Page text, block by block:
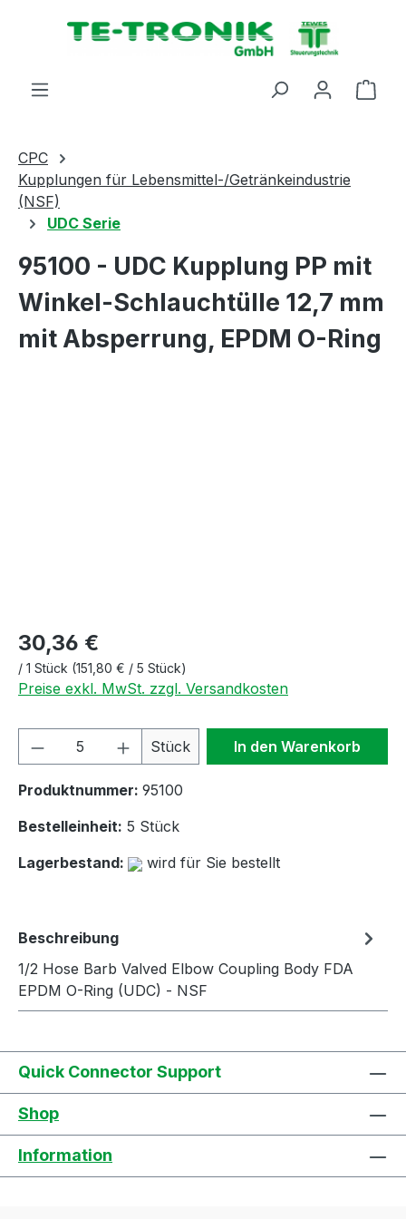
springen
CPC
Kupplungen für Lebensmittel-/Getränkeindustrie
(NSF)
UDC Serie
95100 - UDC Kupplung PP mit
Winkel-Schlauchtülle 12,7 mm
mit Absperrung, EPDM O-Ring
30,36 €
/ 1 Stück (151,80 € / 5 Stück)
Preise exkl. MwSt. zzgl. Versandkosten
Produkt Anzahl: Gib den
Stück In den Warenkorb
Produktnummer: 95100
Bestelleinheit: 5 Stück
Lagerbestand:
wird für Sie bestellt
Beschreibung
1/2 Hose Barb Valved Elbow Coupling Body FDA
EPDM O-Ring (UDC) - NSF
Quick Connector Support
Shop
Information